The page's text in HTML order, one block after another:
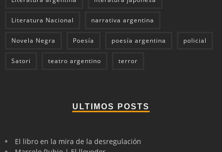
Literatura Nacional narrativa argentina
Novela Negra Poesía poesía argentina policial
Satori teatro argentino terror
ULTIMOS POSTS
El libro en la mira de la desregulación